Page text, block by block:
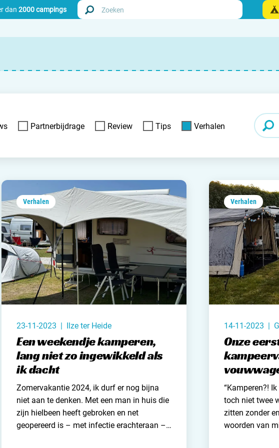
dan 2000 campings
Frankrijk
Zwitserland
informatie over …
Nederland
België
Luxemburg
Over Campingzoeker
Partnerbijdrage Review Tips Verhalen
Verhalen
23-11-2023 | Ilze ter Heide
Een weekendje kamperen,
lang niet zo ingewikkeld als
ik dacht
Zomervakantie 2024, ik durf er nog bijna
niet aan te denken. Met een man in huis die
zijn hielbeen heeft gebroken en net
geopereerd is – met infectie erachteraan –
Verhalen
14-11-2023 |
Onze
“Kamperen?!
toch niet twee
zitten zonder
woorden van